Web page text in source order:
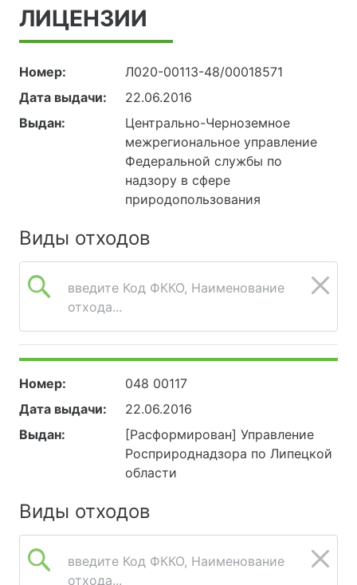
ЛИЦЕНЗИИ
Номер:
Л020-00113-48/00018571
Дата выдачи:
22.06.2016
Выдан:
Центрально-Черноземное
межрегиональное управление
Федеральной службы по
надзору в сфере
природопользования
Виды отходов
введите Код ФККО, Наименование
отхода...
Номер:
048 00117
Дата выдачи:
22.06.2016
Выдан:
[Расформирован] Управление
Росприроднадзора по Липецкой
области
Виды отходов
введите Код ФККО, Наименование
отхода...